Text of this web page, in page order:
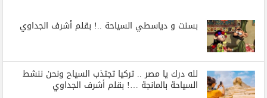
بسنت و دياسطي السياحة ..! بقلم أشرف الجداوي
لله درك يا مصر .. تركيا تجتذب السياح ونحن ننشط
السياحة بالمانجة …! بقلم أشرف الجداوي